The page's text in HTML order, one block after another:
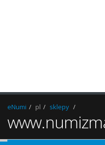
eNumi pl sklepy